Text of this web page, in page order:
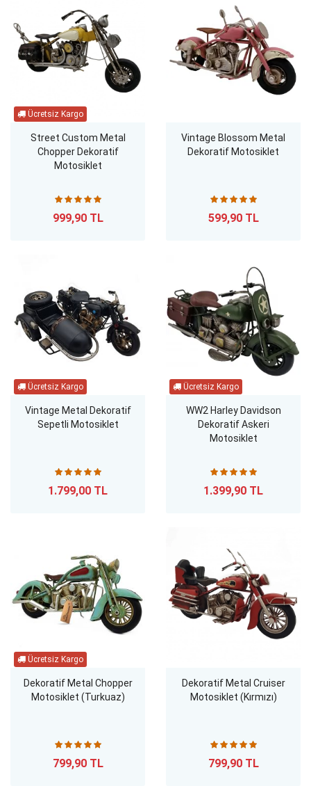
Street Custom Metal
Chopper Dekoratif
Motosiklet
999,90 TL
Vintage Blossom Metal
Dekoratif Motosiklet
599,90 TL
Vintage Metal Dekoratif
Sepetli Motosiklet
1.799,00 TL
WW2 Harley Davidson
Dekoratif Askeri
Motosiklet
1.399,90 TL
Dekoratif Metal Chopper
Motosiklet (Turkuaz)
799,90 TL
Dekoratif Metal Cruiser
Motosiklet (Kırmızı)
799,90 TL